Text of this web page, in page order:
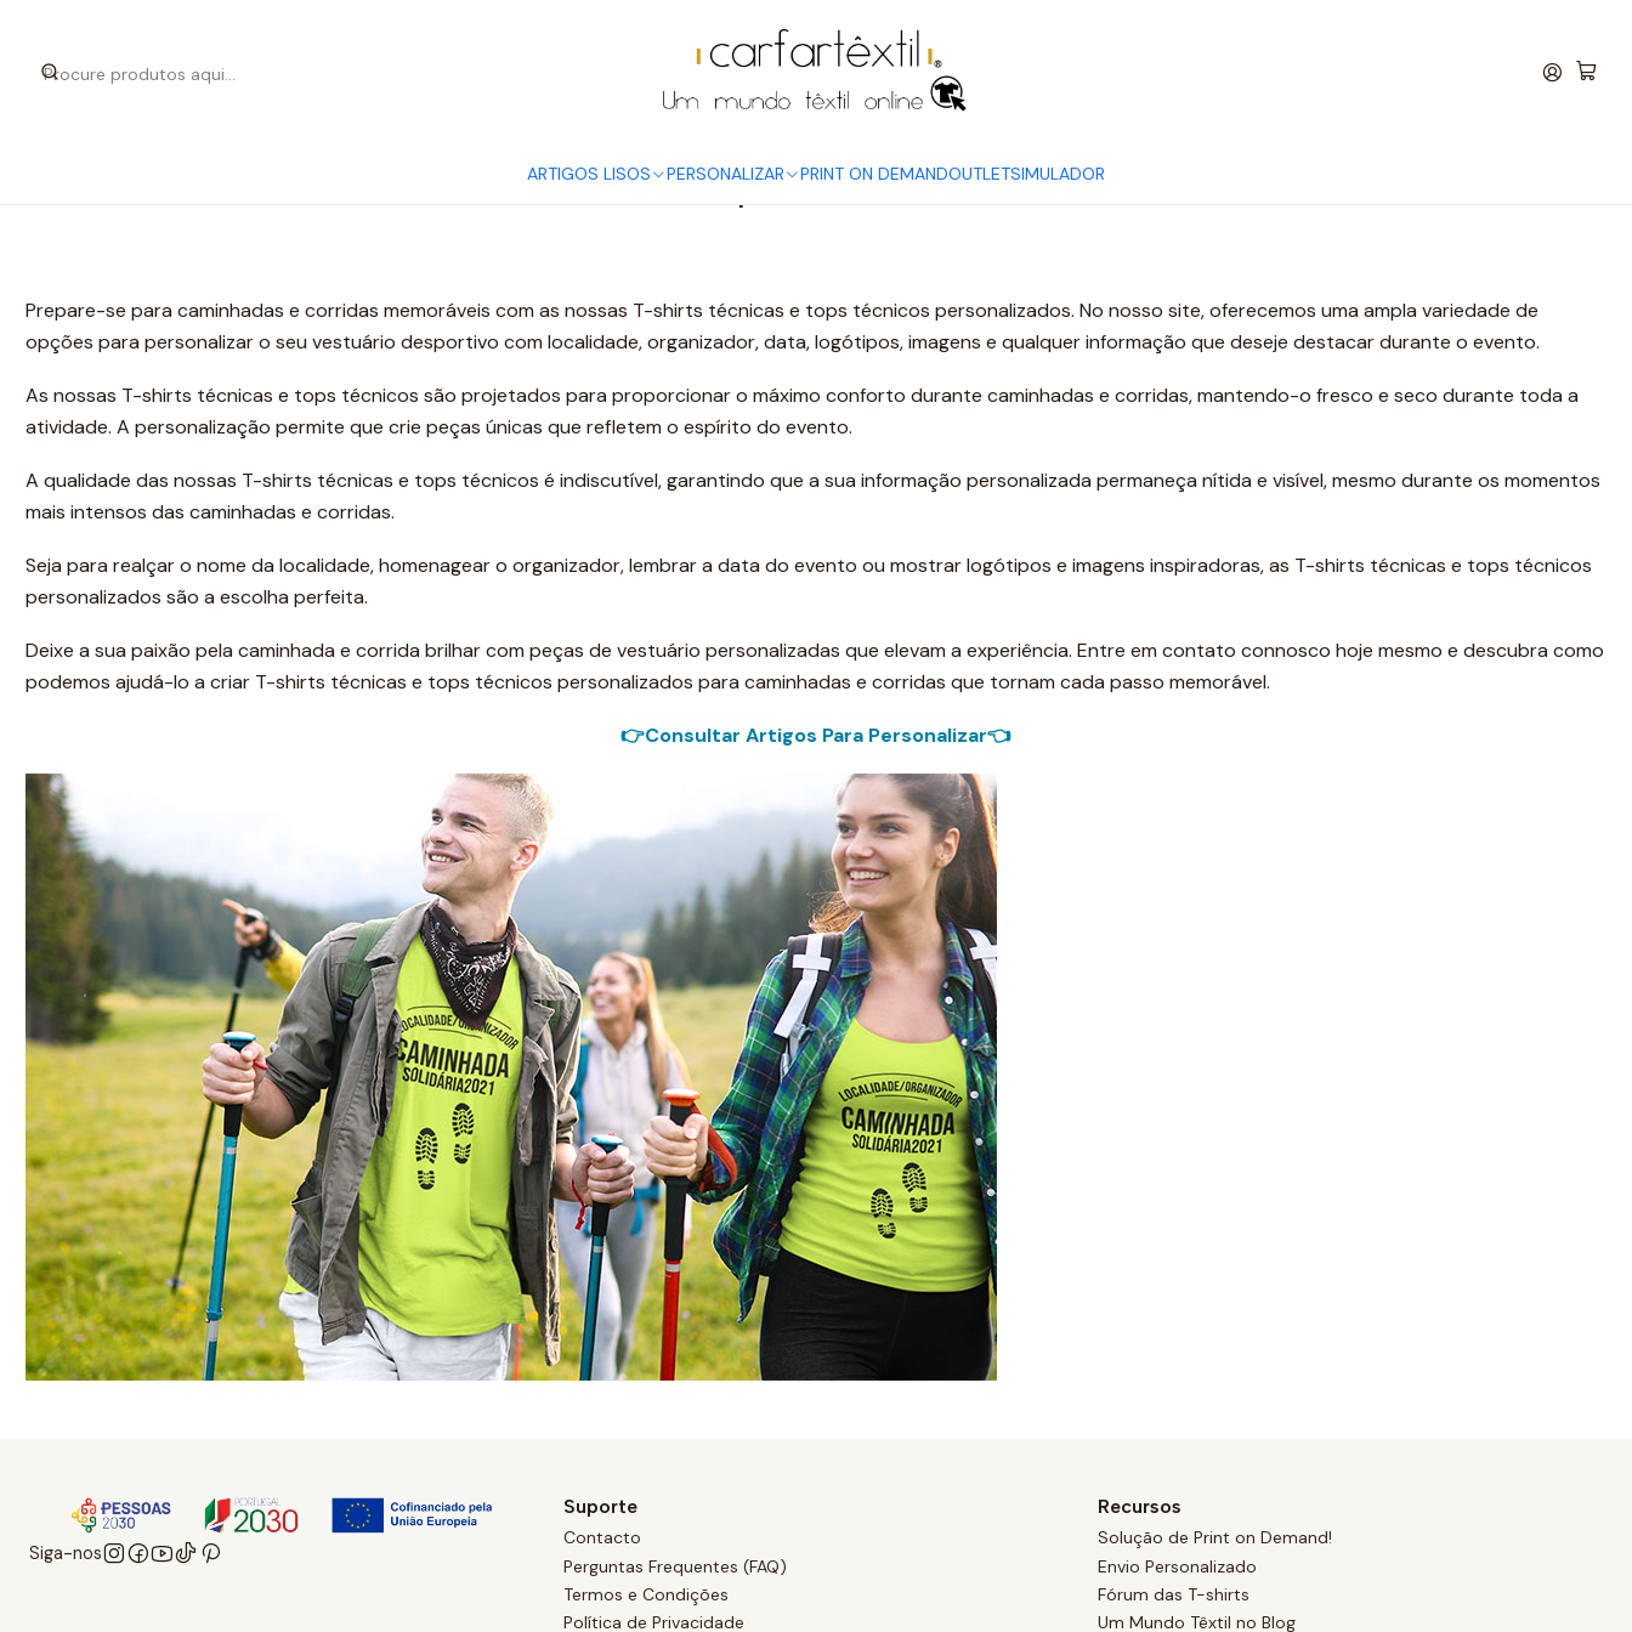
ARTIGOS LISOS PERSONALIZAR PRINT ON DEMANDOUTLETSIMULADOR
Um Mundo Têxtil no Blog T-shirts para Caminhadas
T-shirts para Caminhadas
Prepare-se para caminhadas e corridas memoráveis com as nossas T-shirts técnicas e tops técnicos personalizados. No nosso site, oferecemos uma ampla variedade de
opções para personalizar o seu vestuário desportivo com localidade, organizador, data, logótipos, imagens e qualquer informação que deseje destacar durante o evento.
As nossas T-shirts técnicas e tops técnicos são projetados para proporcionar o máximo conforto durante caminhadas e corridas, mantendo-o fresco e seco durante toda a
atividade. A personalização permite que crie peças únicas que refletem o espírito do evento.
A qualidade das nossas T-shirts técnicas e tops técnicos é indiscutível, garantindo que a sua informação personalizada permaneça nítida e visível, mesmo durante os momentos
mais intensos das caminhadas e corridas.
Seja para realçar o nome da localidade, homenagear o organizador, lembrar a data do evento ou mostrar logótipos e imagens inspiradoras, as T-shirts técnicas e tops técnicos
personalizados são a escolha perfeita.
Deixe a sua paixão pela caminhada e corrida brilhar com peças de vestuário personalizadas que elevam a experiência. Entre em contato connosco hoje mesmo e descubra como
podemos ajudá-lo a criar T-shirts técnicas e tops técnicos personalizados para caminhadas e corridas que tornam cada passo memorável.
👉Consultar Artigos Para Personalizar👈
Siga-nos
Suporte
Contacto
Perguntas Frequentes (FAQ)
Termos e Condições
Política de Privacidade
Recursos
Solução de Print on Demand!
Envio Personalizado
Fórum das T-shirts
Um Mundo Têxtil no Blog